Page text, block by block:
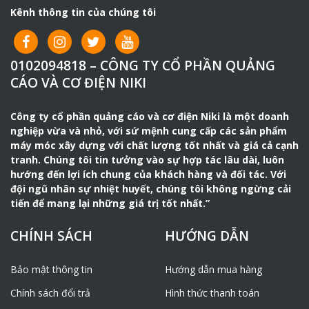
– Công suất làm việc lớn, ổn định, tiết kiệm tối đa mức
nhiên liệu tiêu thụ.
– Máy có khả năng nén chặt lớp đất đá trên bề mặt
tương tự như xe lu. Máy phát huy hiệu quả cao vì có thể
đầm đất tại những vị trí có diện tích nhỏ. Nơi mà
lu dễ bị lật.
– Thích hợp sử dụng cho các công trình dân dụng như
như mương thủy lợi, đường ống nước chân cột điện,.. và
các nền móng khác.
– Máy có khả năng hoạt động trên cả nền đất khô và
ướt, hoạt động ổn định trên nền bê tông mang lại hiệu
quả công việc cao.
Kênh thông tin của chúng tôi
0102094818 – CÔNG TY CỔ PHẦN QUẢNG
CÁO VÀ CƠ ĐIỆN NIKI
Công ty cổ phần quảng cáo và cơ điện Niki là một doanh
nghiệp vừa và nhỏ, với sứ mệnh cung cấp các sản phẩm
máy móc xây dựng với chất lượng tốt nhất và giá cả cạnh
tranh. Chúng tôi tin tưởng vào sự hợp tác lâu dài, luôn
hướng đến lợi ích chung của khách hàng và đối tác. Với
đội ngũ nhân sự nhiệt huyết, chúng tôi không ngừng cải
tiến để mang lại những giá trị tốt nhất.”
CHÍNH SÁCH
Bảo mật thông tin
Chính sách đổi trả
HƯỚNG DẪN
Hướng dẫn mua hàng
Hình thức thanh toán